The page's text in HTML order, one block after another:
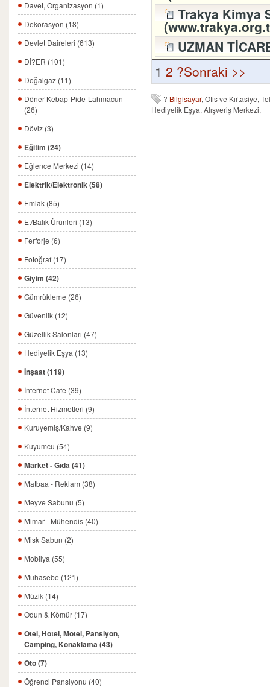
Davet, Organizasyon (1)
Dekorasyon (18)
Devlet Daireleri (613)
Dİ?ER (101)
Doğalgaz (11)
Döner-Kebap-Pide-Lahmacun
(26)
Döviz (3)
Eğitim (24)
Eğlence Merkezi (14)
Elektrik/Elektronik (58)
Emlak (85)
Et/Balık Ürünleri (13)
Ferforje (6)
Fotoğraf (17)
Giyim (42)
Gümrükleme (26)
Güvenlik (12)
Güzellik Salonları (47)
Hediyelik Eşya (13)
İnşaat (119)
İnternet Cafe (39)
İnternet Hizmetleri (9)
Kuruyemiş/Kahve (9)
Kuyumcu (54)
Market - Gıda (41)
Matbaa - Reklam (38)
Meyve Sabunu (5)
Mimar - Mühendis (40)
Misk Sabun (2)
Mobilya (55)
Muhasebe (121)
Müzik (14)
Odun & Kömür (17)
Otel, Hotel, Motel, Pansiyon,
Camping, Konaklama (43)
Oto (7)
Öğrenci Pansiyonu (40)
Trakya Kimya
UZMAN
1 2 ?Sonraki >>
? Bilgisayar, Ofis ve Kırtasiye,
Hediyelik Eşya, Alışveriş Merkezi,